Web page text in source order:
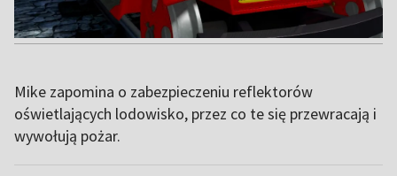
Mike zapomina o zabezpieczeniu reflektorów
oświetlających lodowisko, przez co te się przewracają i
wywołują pożar.